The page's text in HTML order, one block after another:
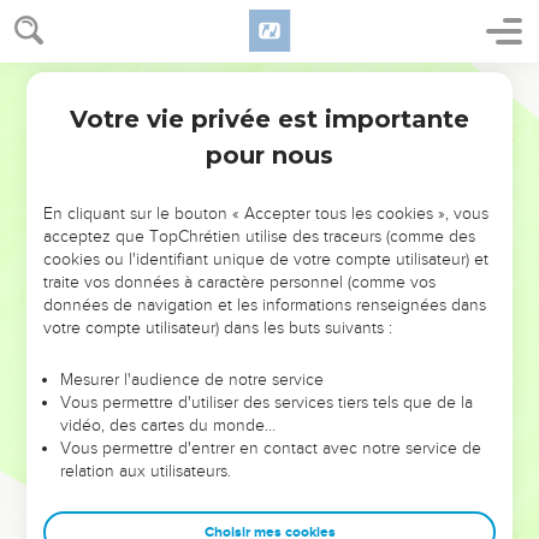
NE MANQUEZ PAS L’ÉVÉNEMENT
DE L’ANNÉE !
ET SI LEURS ERREURS POUVAIENT VOUS ÉVITER LES
VOTRES ?
leur foi ou leur vision. Mais on voit moins les doutes, les erreurs
et les saisons difficiles qu'ils ont traversés, alors même que ce
sont elles qui les ont façonnés.
Dans cette conférence, leaders, entrepreneurs, et responsables
clés pour avancer avec plus de sagesse afin que leurs erreurs
Votre vie privée est importante
pour nous
En cliquant sur le bouton « Accepter tous les cookies », vous
acceptez que TopChrétien utilise des traceurs (comme des
cookies ou l'identifiant unique de votre compte utilisateur) et
traite vos données à caractère personnel (comme vos
données de navigation et les informations renseignées dans
votre compte utilisateur) dans les buts suivants :
Mesurer l'audience de notre service
Vous permettre d'utiliser des services tiers tels que de la
vidéo, des cartes du monde…
Vous permettre d'entrer en contact avec notre service de
relation aux utilisateurs.
Choisir mes cookies